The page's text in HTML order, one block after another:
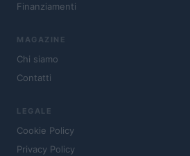
Finanziamenti
MAGAZINE
Chi siamo
Contatti
LEGALE
Cookie Policy
Privacy Policy